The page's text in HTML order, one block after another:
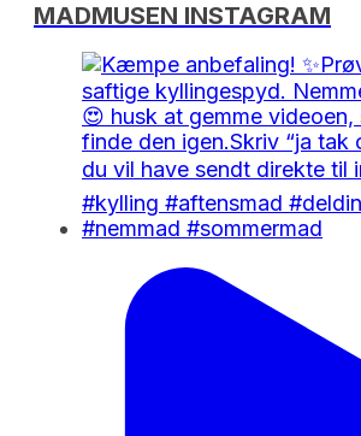
MADMUSEN INSTAGRAM